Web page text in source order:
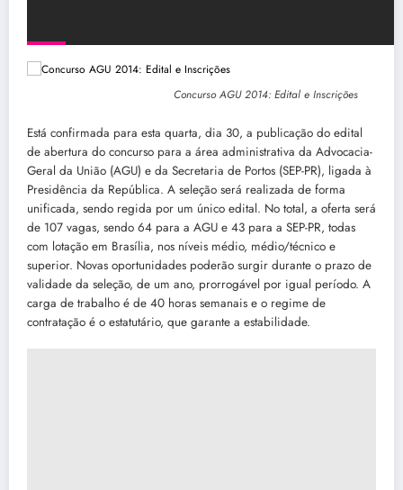
Concurso AGU 2014: Edital e Inscrições
Está confirmada para esta quarta, dia 30, a publicação do edital
de abertura do concurso para a área administrativa da Advocacia-
Geral da União (AGU) e da Secretaria de Portos (SEP-PR), ligada à
Presidência da República. A seleção será realizada de forma
unificada, sendo regida por um único edital. No total, a oferta será
de 107 vagas, sendo 64 para a AGU e 43 para a SEP-PR, todas
com lotação em Brasília, nos níveis médio, médio/técnico e
superior. Novas oportunidades poderão surgir durante o prazo de
validade da seleção, de um ano, prorrogável por igual período. A
carga de trabalho é de 40 horas semanais e o regime de
contratação é o estatutário, que garante a estabilidade.